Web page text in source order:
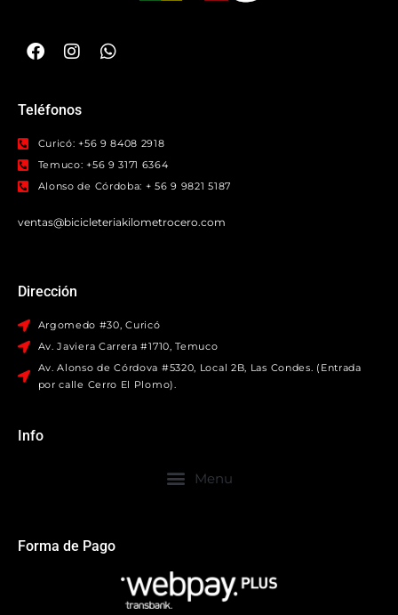
Teléfonos
Curicó: +56 9 8408 2918
Temuco: +56 9 3171 6364
Alonso de Córdoba: + 56 9 9821 5187
ventas@bicicleteriakilometrocero.com
Dirección
Argomedo #30, Curicó
Av. Javiera Carrera #1710, Temuco
Av. Alonso de Córdova #5320, Local 2B, Las Condes. (Entrada
por calle Cerro El Plomo).
Info
Forma de Pago